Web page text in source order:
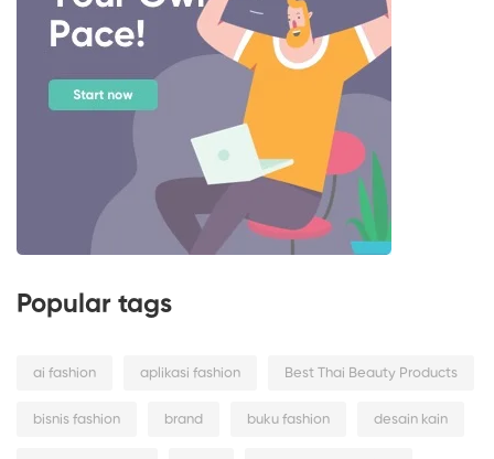
Popular tags
ai fashion aplikasi fashion Best Thai Beauty Products
bisnis fashion brand buku fashion desain kain